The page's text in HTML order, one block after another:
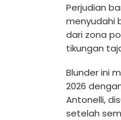
Perjudian
menyudahi
dari zona
tikungan
Blunder ini
2026
Antonelli,
setelah